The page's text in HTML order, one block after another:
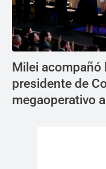
Milei acompañó
presidente de
megaoperativo